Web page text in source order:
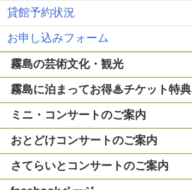
貸館予約状況
お申し込みフォーム
霧島の芸術文化・観光
霧島に泊まってお得♨チケット特典
ミニ・コンサートのご案内
おとどけコンサートのご案内
さてらいとコンサートのご案内